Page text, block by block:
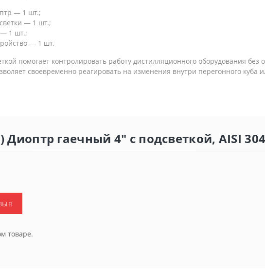
— 1 шт.;
— 1 шт.;
— 1 шт.;
— 1 шт.
помогает контролировать работу дистилляционного оборудования
своевременно реагировать на изменения внутри перегонного куба
Диоптр гаечный 4" с подсветкой, AISI 304
товаре.